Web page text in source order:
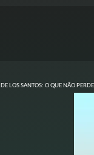
LOS SANTOS: O QUE NÃO